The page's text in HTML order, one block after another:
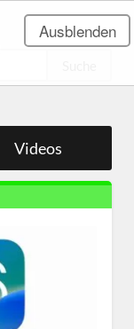
Ausblenden
Videos